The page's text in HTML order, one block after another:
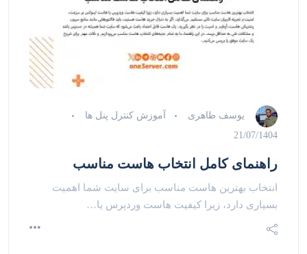
یوسف طاهری
آموزش کنترل پنل ها
21/07/1404
راهنمای کامل انتخاب هاست مناسب
انتخاب بهترین هاست مناسب برای سایت شما اهمیت
بسیاری دارد، زیرا کیفیت هاست وردپرس یا…